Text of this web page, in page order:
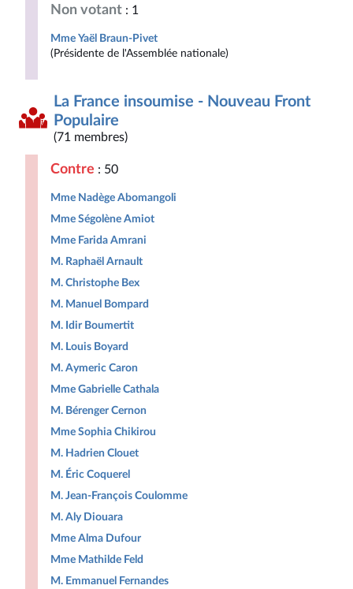
Non votant : 1
Mme Yaël Braun-Pivet
(Présidente de l'Assemblée nationale)
La France insoumise - Nouveau Front
Populaire
(71 membres)
Contre : 50
Mme Nadège Abomangoli
Mme Ségolène Amiot
Mme Farida Amrani
M. Raphaël Arnault
M. Christophe Bex
M. Manuel Bompard
M. Idir Boumertit
M. Louis Boyard
M. Aymeric Caron
Mme Gabrielle Cathala
M. Bérenger Cernon
Mme Sophia Chikirou
M. Hadrien Clouet
M. Éric Coquerel
M. Jean-François Coulomme
M. Aly Diouara
Mme Alma Dufour
Mme Mathilde Feld
M. Emmanuel Fernandes